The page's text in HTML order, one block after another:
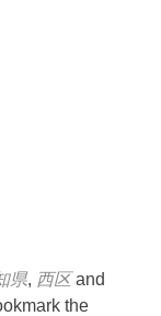
県, 西区and
the